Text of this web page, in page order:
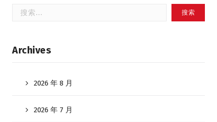
Archives
2026 年 8 月
2026 年 7 月